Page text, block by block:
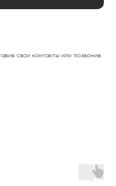
свои контакты или позвонив